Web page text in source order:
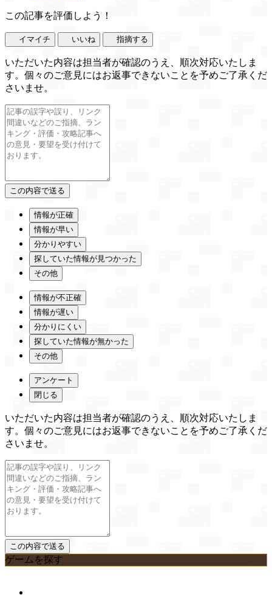
この記事を評価しよう！
イマイチ いいね 指摘する
いただいた内容は担当者が確認のうえ、順次対応いたしま
す。個々のご意見にはお返事できないことを予めご了承くだ
さいませ。
情報が正確
情報が早い
分かりやすい
探していた情報が見つかった
その他
情報が不正確
情報が遅い
分かりにくい
探していた情報が無かった
その他
アンケート
閉じる
いただいた内容は担当者が確認のうえ、順次対応いたしま
す。個々のご意見にはお返事できないことを予めご了承くだ
さいませ。
ゲームを探す